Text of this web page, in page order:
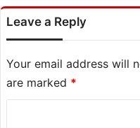
Leave a Reply
Your email address will
are marked *